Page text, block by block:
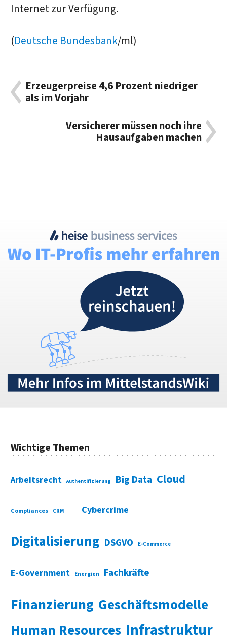
Internet zur Verfügung.
(Deutsche Bundesbank/ml)
Erzeugerpreise 4,6 Prozent niedriger
als im Vorjahr
Versicherer müssen noch ihre
Hausaufgaben machen
Wichtige Themen
Arbeitsrecht Authentifizierung Big Data Cloud
Compliances CRM Cybercrime
Digitalisierung DSGVO E-Commerce
E-Government Energien Fachkräfte
Finanzierung Geschäftsmodelle
Human Resources Infrastruktur